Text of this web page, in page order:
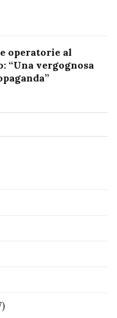
operatorie al
“Una vergognosa